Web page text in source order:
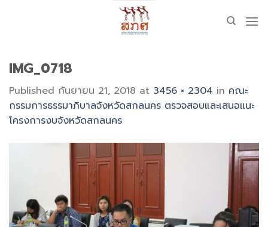
IMG_0718
Published กันยายน 21, 2018 at 3456 × 2304 in คณะ
กรรมการธรรมาภิบาลจังหวัดสกลนคร ตรวจสอบและเสนอแนะ
โครงการงบจังหวัดสกลนคร